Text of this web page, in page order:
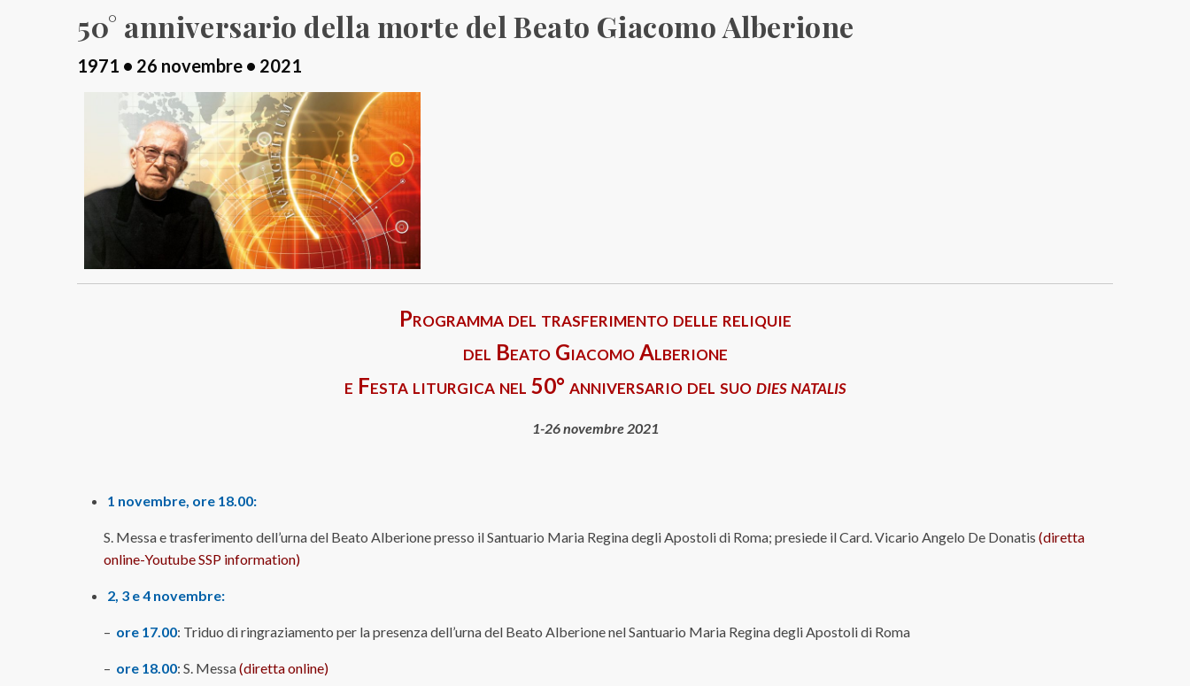
50° anniversario della morte del Beato Giacomo Alberione
1971 • 26 novembre • 2021
Programma del trasferimento delle reliquie
del Beato Giacomo Alberione
e Festa liturgica nel 50° anniversario del suodies natalis
1-26 novembre 2021
1 novembre, ore 18.00:
S. Messa e trasferimento dell’urna del Beato Alberione presso il Santuario Maria Regina degli Apostoli di Roma; presiede il Card. Vicario Angelo De Donatis (diretta
online-Youtube SSP information)
2, 3 e 4 novembre:
– ore 17.00: Triduo di ringraziamento per la presenza dell’urna del Beato Alberione nel Santuario Maria Regina degli Apostoli di Roma
– ore 18.00: S. Messa(diretta online)